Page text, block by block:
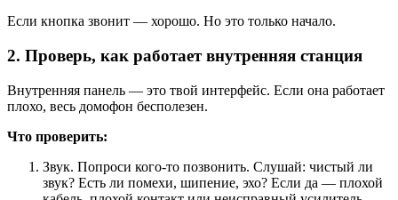
Если кнопка звонит — хорошо. Но это только начало.
2. Проверь, как работает внутренняя станция
Внутренняя панель — это твой интерфейс. Если она работает
плохо, весь домофон бесполезен.
Что проверить:
Звук. Попроси кого-то позвонить. Слушай: чистый ли
звук? Есть ли помехи, шипение, эхо? Если да — плохой